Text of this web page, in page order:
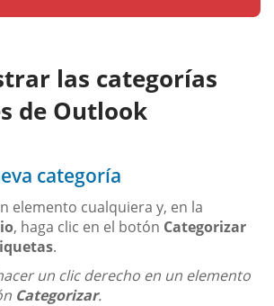
las categorías
de Outlook
categoría
elemento cualquiera y, en la
, haga clic en el botón Categorizar
.
un clic derecho en un elemento
Categorizar.